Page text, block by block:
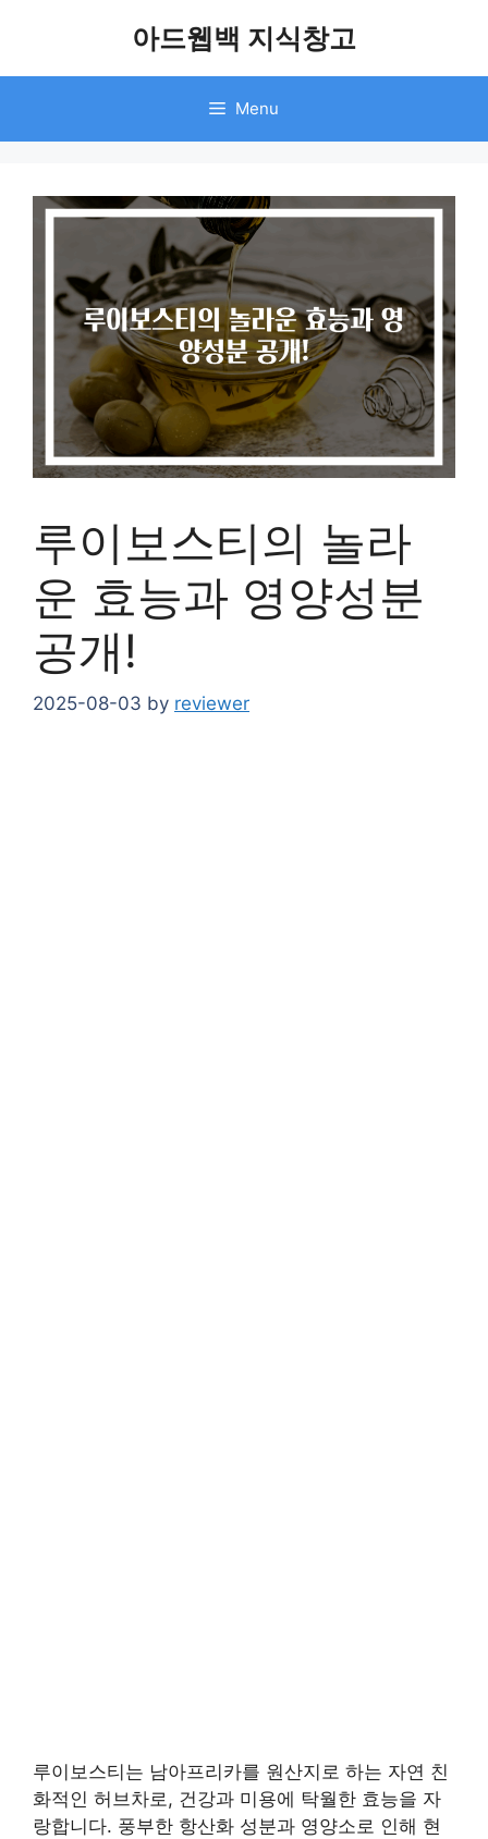
아드웹백 지식창고
Menu
루이보스티의 놀라
운 효능과 영양성분
공개!
2025-08-03 by reviewer
루이보스티는 남아프리카를 원산지로 하는 자연 친
화적인 허브차로, 건강과 미용에 탁월한 효능을 자
랑합니다. 풍부한 항산화 성분과 영양소로 인해 현